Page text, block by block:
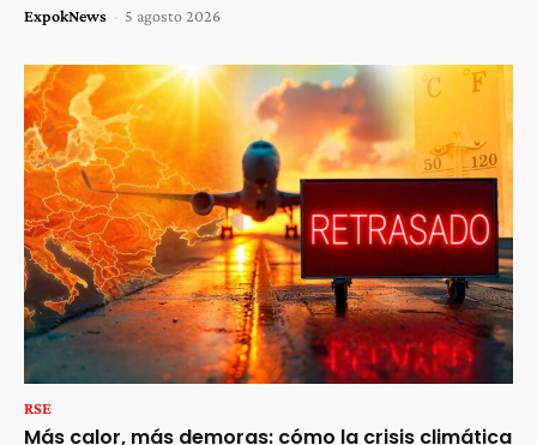
ExpokNews - 5 agosto 2026
RSE
Más calor, más demoras: cómo la crisis climática